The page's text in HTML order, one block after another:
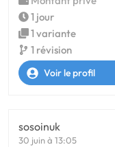
1 jour
1 variante
1 révision
Voir le profil
sosoinuk
30 juin à 13:05